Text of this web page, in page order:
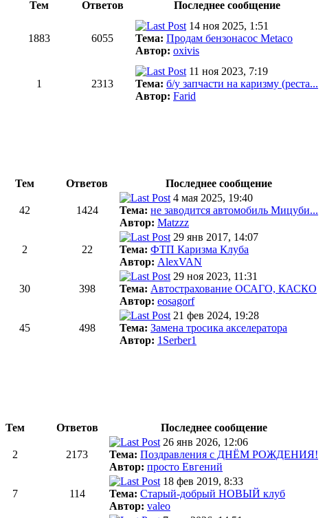
Тем Ответов
Последнее сообщение
1883 6055
14 ноя 2025, 1:51
Тема: Продам бензонасос Metaco
Автор: oxivis
1 2313
11 ноя 2023, 7:19
Тема: б/у запчасти на каризму (реста...
Автор: Farid
Тем Ответов
Последнее сообщение
42 1424
4 мая 2025, 19:40
Тема: не заводится автомобиль Мицуби...
Автор: Matzzz
2 22
29 янв 2017, 14:07
Тема: ФТП Каризма Клуба
Автор: AlexVAN
30 398
29 ноя 2023, 11:31
Тема: Автострахование ОСАГО, КАСКО
Автор: eosagorf
45 498
21 фев 2024, 19:28
Тема: Замена тросика акселератора
Автор: 1Serber1
Тем Ответов
Последнее сообщение
2 2173
26 янв 2026, 12:06
Тема: Поздравления с ДНЁМ РОЖДЕНИЯ!
Автор: просто Евгений
7 114
18 фев 2019, 8:33
Тема: Старый-добрый НОВЫЙ клуб
Автор: valeo